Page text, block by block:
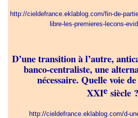
http://cieldefrance.eklablog.com/fin-de-
libre-les-premieres-lecons-
D’une transition à l’autre,
banco-centraliste, une
nécessaire. Quelle voie
XXIesiècle ?
http://cieldefrance.eklablog.com/d-